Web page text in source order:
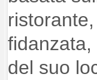
del suo